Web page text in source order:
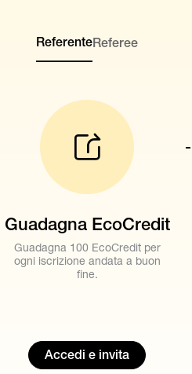
ReferenteReferee
Guadagna EcoCredit
Guadagna 100 EcoCredit per
ogni iscrizione andata a buon
fine.
Accedi e invita